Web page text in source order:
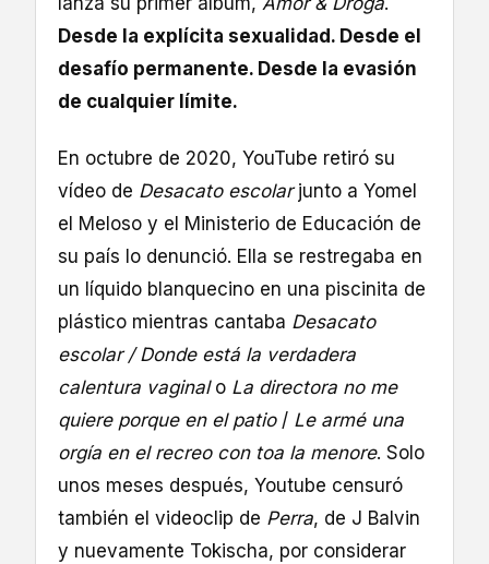
Desde la explícita sexualidad. Desde el
desafío permanente. Desde la evasión
de cualquier límite.
En octubre de 2020, YouTube retiró su
vídeo de Desacato escolarjunto a Yomel
el Meloso y el Ministerio de Educación de
su país lo denunció. Ella se restregaba en
un líquido blanquecino en una piscinita de
plástico mientras cantaba Desacato
escolar / Donde está la verdadera
calentura vaginal o La directora no me
quiere porque en el patio/ Le armé una
orgía en el recreo con toa la menore. Solo
unos meses después, Youtube censuró
también el videoclip de Perra, de J Balvin
y nuevamente Tokischa, por considerar